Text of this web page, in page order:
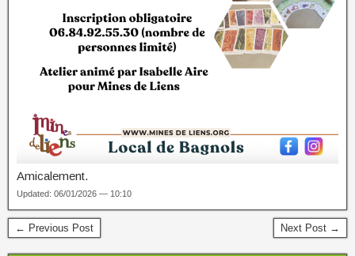
Amicalement.
Updated: 06/01/2026 — 10:10
← Previous Post Next Post →